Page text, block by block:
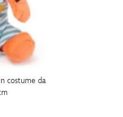
costume da